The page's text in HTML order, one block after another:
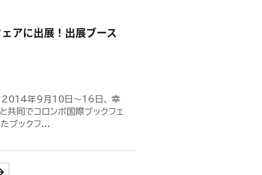
アに出展！出展ブース
2014年9月10日〜16日、 幸
共同でコロンボ国際ブックフェ
ブックフ...